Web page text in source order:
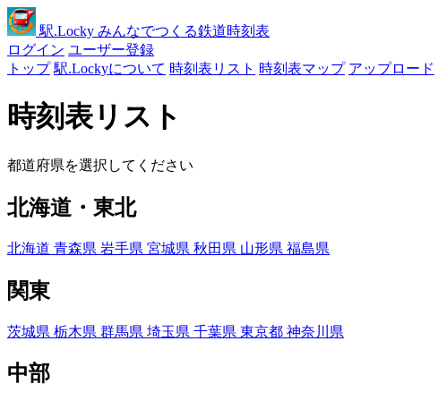
駅.Locky みんなでつくる鉄道時刻表
ログイン ユーザー登録
トップ 駅.Lockyについて 時刻表リスト 時刻表マップ アップロード
時刻表リスト
都道府県を選択してください
北海道・東北
北海道 青森県 岩手県 宮城県 秋田県 山形県 福島県
関東
茨城県 栃木県 群馬県 埼玉県 千葉県 東京都 神奈川県
中部